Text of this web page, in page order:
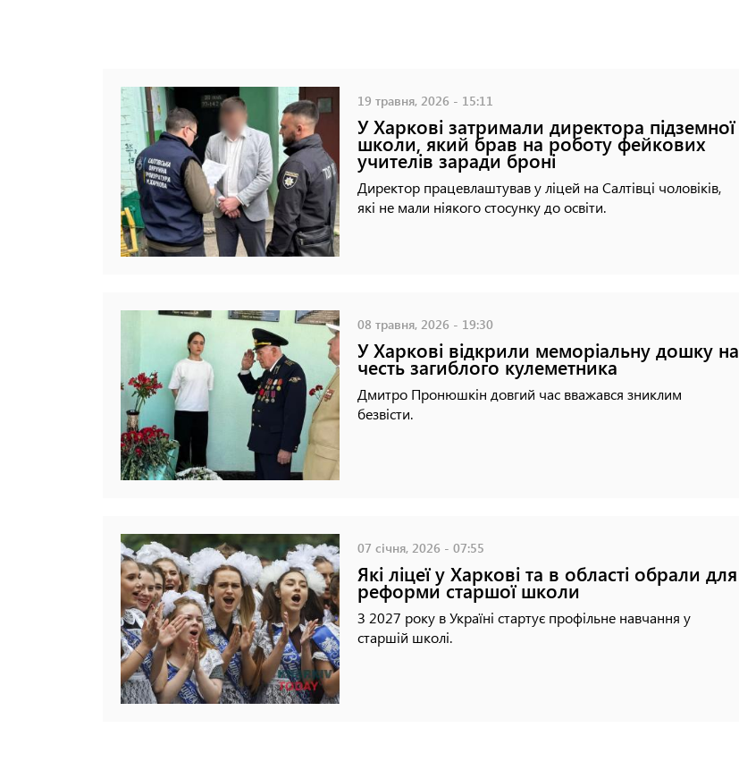
19 травня, 2026 - 15:11
У Харкові затримали директора підземної
школи, який брав на роботу фейкових
учителів заради броні
Директор працевлаштував у ліцей на Салтівці чоловіків,
які не мали ніякого стосунку до освіти.
08 травня, 2026 - 19:30
У Харкові відкрили меморіальну дошку на
честь загиблого кулеметника
Дмитро Пронюшкін довгий час вважався зниклим
безвісти.
07 січня, 2026 - 07:55
Які ліцеї у Харкові та в області обрали для
реформи старшої школи
З 2027 року в Україні стартує профільне навчання у
старшій школі.